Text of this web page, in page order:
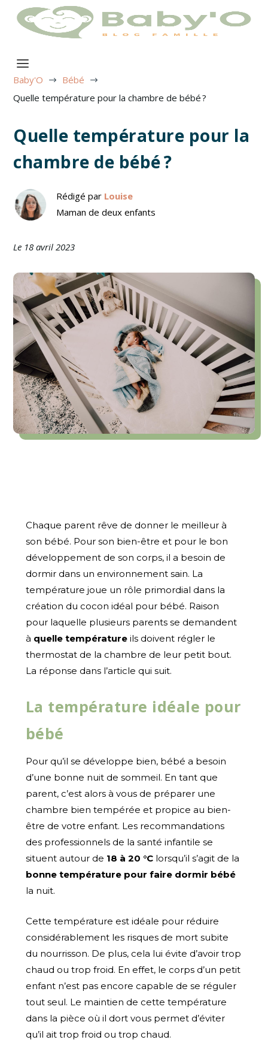
Baby'O $ Bébé $
Quelle température pour la chambre de bébé ?
Quelle température pour la
chambre de bébé ?
Rédigé par Louise
Maman de deux enfants
Le 18 avril 2023
Chaque parent rêve de donner le meilleur à
son bébé. Pour son bien-être et pour le bon
développement de son corps, il a besoin de
dormir dans un environnement sain. La
température joue un rôle primordial dans la
création du cocon idéal pour bébé. Raison
pour laquelle plusieurs parents se demandent
à quelle températureils doivent régler le
thermostat de la chambre de leur petit bout.
La réponse dans l’article qui suit.
La température idéale pour
bébé
Pour qu’il se développe bien, bébé a besoin
d’une bonne nuit de sommeil. En tant que
parent, c’est alors à vous de préparer une
chambre bien tempérée et propice au bien-
être de votre enfant. Les recommandations
des professionnels de la santé infantile se
situent autour de 18 à 20 °Clorsqu’il s’agit de la
bonne température pour faire dormir bébé
la nuit.
Cette température est idéale pour réduire
considérablement les risques de mort subite
du nourrisson. De plus, cela lui évite d’avoir trop
chaud ou trop froid. En effet, le corps d’un petit
enfant n’est pas encore capable de se réguler
tout seul. Le maintien de cette température
dans la pièce où il dort vous permet d’éviter
qu’il ait trop froid ou trop chaud.